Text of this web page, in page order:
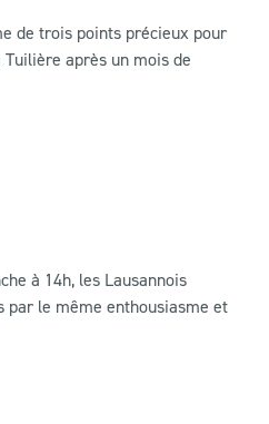
de trois points précieux pour
après un mois de
à 14h, les Lausannois
par le même enthousiasme et